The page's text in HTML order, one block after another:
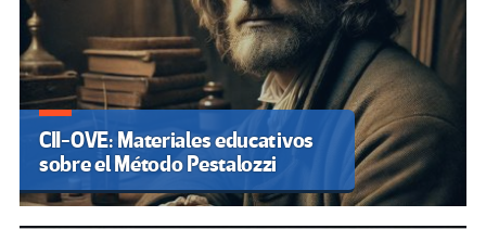
CII-OVE: Materiales educativos
sobre el Método Pestalozzi